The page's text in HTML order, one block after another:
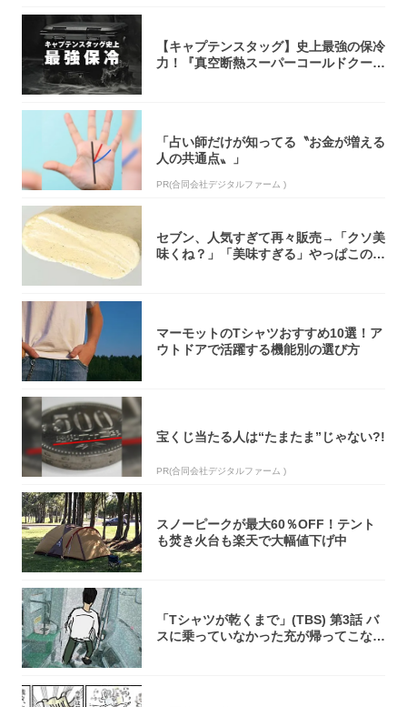
【キャプテンスタッグ】史上最強の保冷
力！『真空断熱スーパーコールドクーラ
「占い師だけが知ってる〝お金が増える
人の共通点〟」
PR(合同会社デジタルファーム )
セブン、人気すぎて再々販売→「クソ美
味くね？」「美味すぎる」やっぱこのク
マーモットのTシャツおすすめ10選！ア
ウトドアで活躍する機能別の選び方
宝くじ当たる人は“たまたま”じゃない?!
PR(合同会社デジタルファーム )
スノーピークが最大60％OFF！テント
も焚き火台も楽天で大幅値下げ中
「Tシャツが乾くまで」(TBS) 第3話 バ
スに乗っていなかった充が帰ってこな